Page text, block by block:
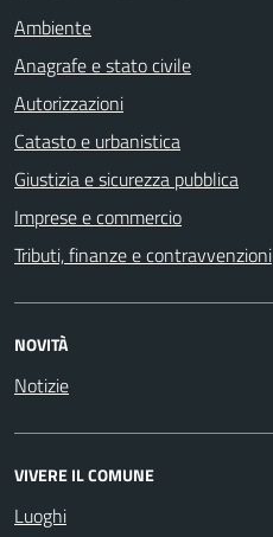
Ambiente
Anagrafe e stato civile
Autorizzazioni
Catasto e urbanistica
Giustizia e sicurezza pubblica
Imprese e commercio
Tributi, finanze e contravvenzioni
NOVITÀ
Notizie
VIVERE IL COMUNE
Luoghi